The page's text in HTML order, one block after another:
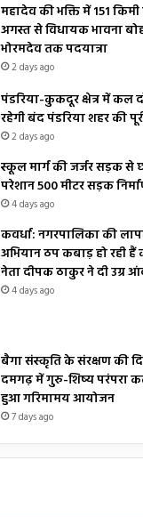
महादेव की भक्ति में 151
अगस्त से विधायक भावना
भोरमदेव तक पदयात्रा
2 days ago
पंडरिया-कुकदूर क्षेत्र में कल
रहेगी बंद पंडरिया शहर की
2 days ago
स्कूल मार्ग की जर्जर सड़क से
परेशान 500 मीटर सड़क
4 days ago
कवर्धा: नगरपालिका की
अभियान ठप कबाड़ हो रही हैं
नेता दीपक ठाकुर ने दी उग्र
4 days ago
बैगा संस्कृति के संरक्षण की
दमगढ़ में गुरु-शिष्य परंपरा
हुआ गरिमामय आयोजन
7 days ago